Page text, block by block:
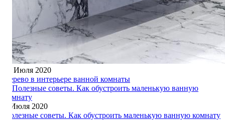
11 Июля 2020
Дерево в интерьере ванной комнаты
3 Июля 2020
Полезные советы. Как обустроить маленькую ванную комнату